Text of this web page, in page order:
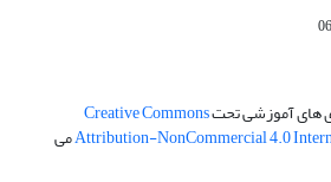
های آموزشی تحتCreative Commons
Attribution-NonCommercial 4.0می